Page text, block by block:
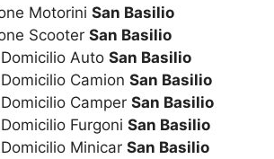
Motorini San Basilio
Scooter San Basilio
Auto San Basilio
Camion San Basilio
Camper San Basilio
Furgoni San Basilio
Minicar San Basilio